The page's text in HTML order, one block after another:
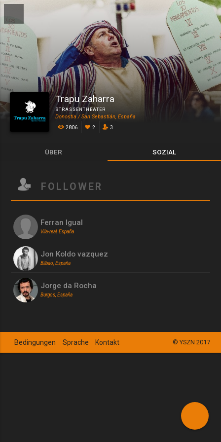
Trapu Zaharra
STRASSENTHEATER
Donostia / San Sebastián, España
2806
2 3
ÜBER SOZIAL
FOLLOWER
Ferran Igual
Vila-real, España
Jon Koldo vazquez
Bilbao, España
Jorge da Rocha
Burgos, España
© YSZN 2017
Bedingungen Sprache Kontakt